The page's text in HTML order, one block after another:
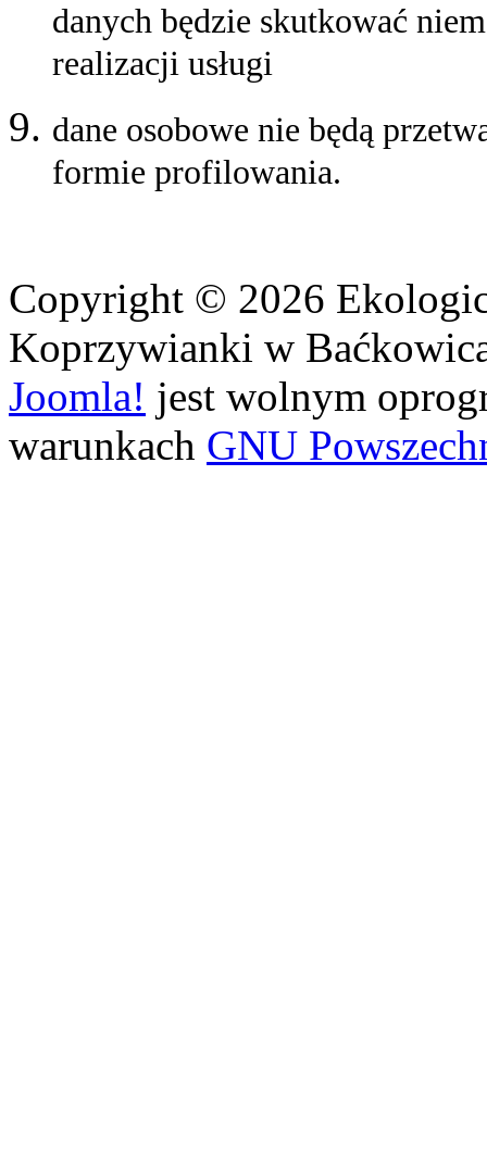
danych będzie skutkować
realizacji usługi
dane osobowe nie będą
formie profilowania.
Copyright © 2026
Koprzywianki w
Joomla! jest wolnym
warunkach GNU